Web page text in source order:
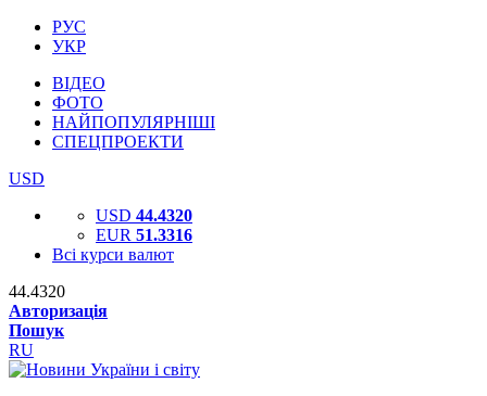
РУС
УКР
ВІДЕО
ФОТО
НАЙПОПУЛЯРНІШІ
СПЕЦПРОЕКТИ
USD
USD 44.4320
EUR 51.3316
Всі курси валют
44.4320
Авторизація
Пошук
RU